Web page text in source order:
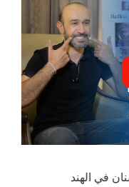
الهند